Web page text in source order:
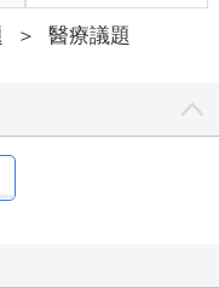
＞ 醫療議題